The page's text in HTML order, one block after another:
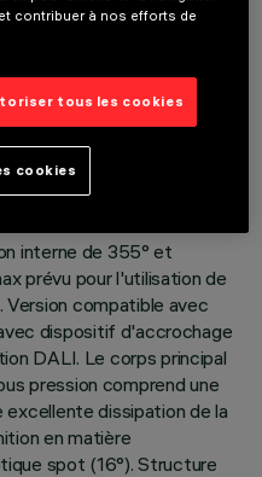
interne de 355° et
prévu pour l'utilisation de
Version compatible avec
dispositif d'accrochage
DALI. Le corps principal
pression comprend une
dissipation de la
en matière
spot (16°). Structure
contribuer à nos efforts de
tous les cookies
cookies